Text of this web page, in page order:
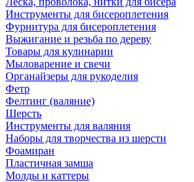
Инструменты для бисероплетения
Фурнитура для бисероплетения
Выжигание и резьба по дереву
Товары для кулинарии
Мыловарение и свечи
Органайзеры для рукоделия
Фетр
Фелтинг (валяние)
Шерсть
Инструменты для валяния
Наборы для творчества из шерсти
Фоамиран
Пластичная замша
Молды и каттеры